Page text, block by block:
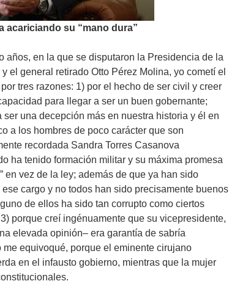
acariciando su “mano dura”
en la que se disputaron la Presidencia de la
el general retirado Otto Pérez Molina, yo cometí el
tres razones: 1) por el hecho de ser civil y creer
para llegar a ser un buen gobernante;
una decepción más en nuestra historia y él en
a los hombres de poco carácter que son
recordada Sandra Torres Casanova
ha tenido formación militar y su máxima promesa
en vez de la ley; además de que ya han sido
cargo y no todos han sido precisamente buenos
de ellos ha sido tan corrupto como ciertos
porque creí ingénuamente que su vicepresidente,
elevada opinión– era garantía de sabría
equivoqué, porque el eminente cirujano
en el infausto gobierno, mientras que la mujer